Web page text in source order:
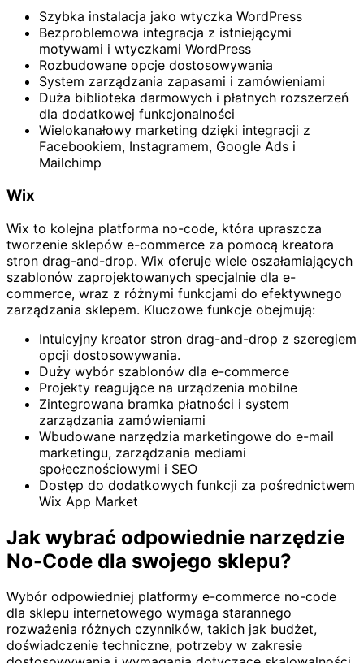
Szybka instalacja jako wtyczka WordPress
Bezproblemowa integracja z istniejącymi
motywami i wtyczkami WordPress
Rozbudowane opcje dostosowywania
System zarządzania zapasami i zamówieniami
Duża biblioteka darmowych i płatnych rozszerzeń
dla dodatkowej funkcjonalności
Wielokanałowy marketing dzięki integracji z
Facebookiem, Instagramem, Google Ads i
Mailchimp
Wix
Wix to kolejna platforma no-code, która upraszcza
tworzenie sklepów e-commerce za pomocą kreatora
stron drag-and-drop. Wix oferuje wiele oszałamiających
szablonów zaprojektowanych specjalnie dla e-
commerce, wraz z różnymi funkcjami do efektywnego
zarządzania sklepem. Kluczowe funkcje obejmują:
Intuicyjny kreator stron drag-and-drop z szeregiem
opcji dostosowywania.
Duży wybór szablonów dla e-commerce
Projekty reagujące na urządzenia mobilne
Zintegrowana bramka płatności i system
zarządzania zamówieniami
Wbudowane narzędzia marketingowe do e-mail
marketingu, zarządzania mediami
społecznościowymi i SEO
Dostęp do dodatkowych funkcji za pośrednictwem
Wix App Market
Jak wybrać odpowiednie narzędzie
No-Code dla swojego sklepu?
Wybór odpowiedniej platformy e-commerce no-code
dla sklepu internetowego wymaga starannego
rozważenia różnych czynników, takich jak budżet,
doświadczenie techniczne, potrzeby w zakresie